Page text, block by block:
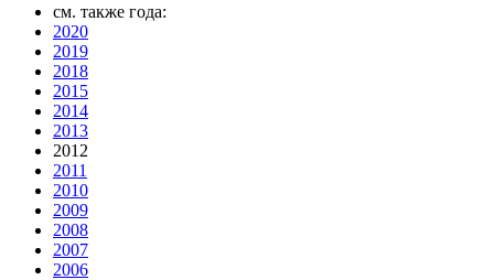
см. также года:
2020
2019
2018
2015
2014
2013
2012
2011
2010
2009
2008
2007
2006